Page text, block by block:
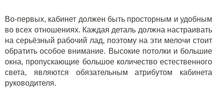
Во-первых, кабинет должен быть просторным и удобным
во всех отношениях. Каждая деталь должна настраивать
на серьёзный рабочий лад, поэтому на эти мелочи стоит
обратить особое внимание. Высокие потолки и большие
окна, пропускающие большое количество естественного
света, являются обязательным атрибутом кабинета
руководителя.